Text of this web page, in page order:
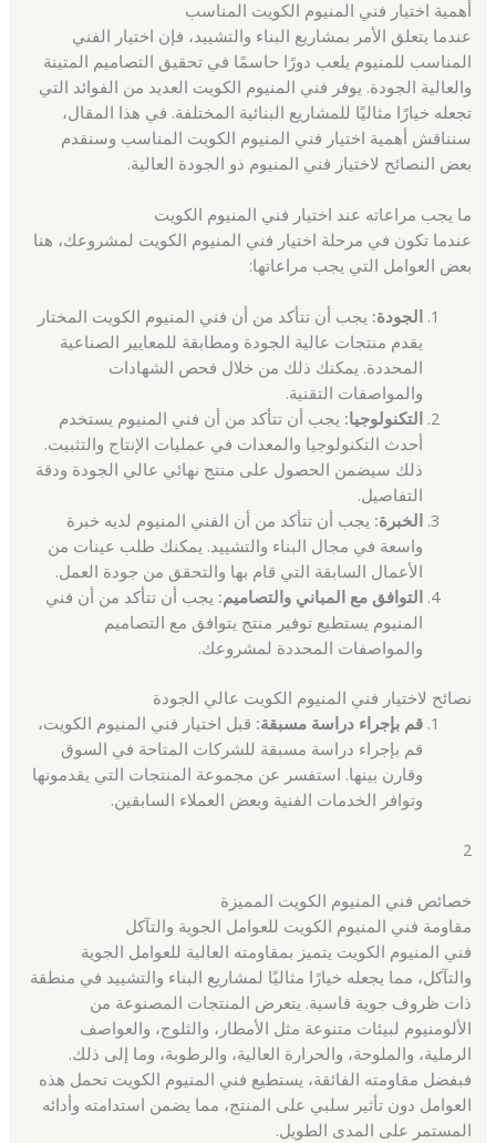
أهمية اختيار فني المنيوم الكويت المناسب
عندما يتعلق الأمر بمشاريع البناء والتشييد، فإن اختيار الفني
المناسب للمنيوم يلعب دورًا حاسمًا في تحقيق التصاميم المتينة
والعالية الجودة. يوفر فني المنيوم الكويت العديد من الفوائد التي
تجعله خيارًا مثاليًا للمشاريع البنائية المختلفة. في هذا المقال،
سنناقش أهمية اختيار فني المنيوم الكويت المناسب وسنقدم
بعض النصائح لاختيار فني المنيوم ذو الجودة العالية.
ما يجب مراعاته عند اختيار فني المنيوم الكويت
عندما تكون في مرحلة اختيار فني المنيوم الكويت لمشروعك، هنا
بعض العوامل التي يجب مراعاتها:
الجودة: يجب أن تتأكد من أن فني المنيوم الكويت المختار
يقدم منتجات عالية الجودة ومطابقة للمعايير الصناعية
المحددة. يمكنك ذلك من خلال فحص الشهادات
والمواصفات التقنية.
التكنولوجيا: يجب أن تتأكد من أن فني المنيوم يستخدم
أحدث التكنولوجيا والمعدات في عمليات الإنتاج والتثبيت.
ذلك سيضمن الحصول على منتج نهائي عالي الجودة ودقة
التفاصيل.
الخبرة: يجب أن تتأكد من أن الفني المنيوم لديه خبرة
واسعة في مجال البناء والتشييد. يمكنك طلب عينات من
الأعمال السابقة التي قام بها والتحقق من جودة العمل.
التوافق مع المباني والتصاميم: يجب أن تتأكد من أن فني
المنيوم يستطيع توفير منتج يتوافق مع التصاميم
والمواصفات المحددة لمشروعك.
نصائح لاختيار فني المنيوم الكويت عالي الجودة
قم بإجراء دراسة مسبقة: قبل اختيار فني المنيوم الكويت،
قم بإجراء دراسة مسبقة للشركات المتاحة في السوق
وقارن بينها. استفسر عن مجموعة المنتجات التي يقدمونها
وتوافر الخدمات الفنية وبعض العملاء السابقين.
2
خصائص فني المنيوم الكويت المميزة
مقاومة فني المنيوم الكويت للعوامل الجوية والتآكل
فني المنيوم الكويت يتميز بمقاومته العالية للعوامل الجوية
والتآكل، مما يجعله خيارًا مثاليًا لمشاريع البناء والتشييد في منطقة
ذات ظروف جوية قاسية. يتعرض المنتجات المصنوعة من
الألومنيوم لبيئات متنوعة مثل الأمطار، والثلوج، والعواصف
الرملية، والملوحة، والحرارة العالية، والرطوبة، وما إلى ذلك.
فبفضل مقاومته الفائقة، يستطيع فني المنيوم الكويت تحمل هذه
العوامل دون تأثير سلبي على المنتج، مما يضمن استدامته وأدائه
المستمر على المدى الطويل.